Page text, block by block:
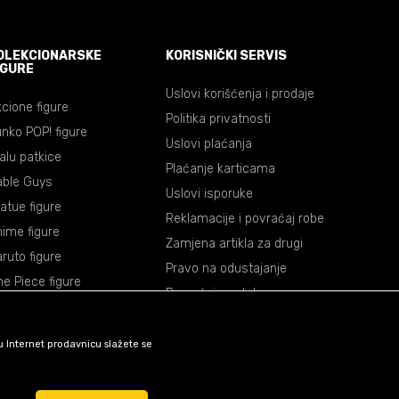
figure
POP! figure
patkice
Guys
figure
figure
figure
Piece figure
KORISNIČKI SERVIS
Uslovi korišćenja i prodaje
Politika privatnosti
Uslovi plaćanja
Plaćanje karticama
Uslovi isporuke
Reklamacije i povraćaj robe
Zamjena artikla za drugi
Pravo na odustajanje
Povraćaj sredstava
Internet prodavnicu slažete se